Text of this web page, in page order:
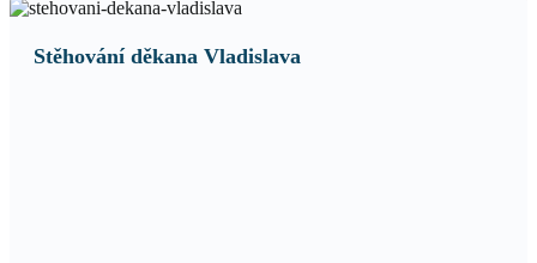
Stěhování děkana Vladislava